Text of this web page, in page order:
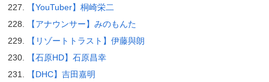
【YouTuber】桐崎栄二
【アナウンサー】みのもんた
【リゾートトラスト】伊藤與朗
【石原HD】石原昌幸
【DHC】吉田嘉明